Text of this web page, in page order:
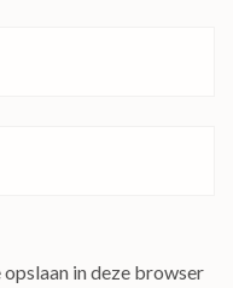
in deze browser